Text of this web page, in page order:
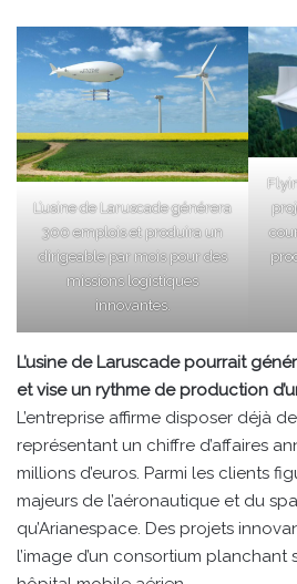
L’usine de Laruscade générera
300 emplois et produira un
dirigeable par mois pour des
missions logistiques
innovantes.
L’usine de Laruscade pourrait
et vise un rythme de production
L’entreprise affirme disposer déjà
représentant un chiffre d’affaires
millions d’euros. Parmi les clients
majeurs de l’aéronautique et du
qu’Arianespace. Des projets
l’image d’un consortium planchant